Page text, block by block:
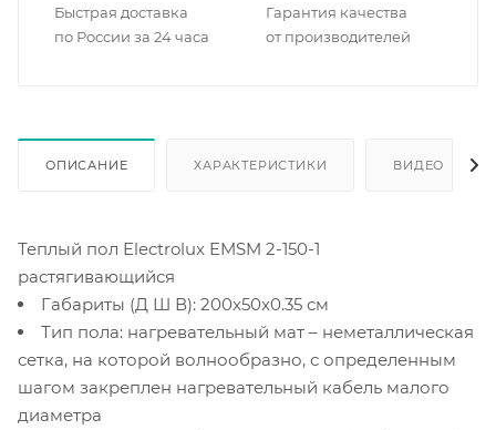
Быстрая доставка
по России за 24 часа
Гарантия качества
от производителей
ОПИСАНИЕ ХАРАКТЕРИСТИКИ ВИДЕО (2)
Теплый пол Electrolux EMSM 2-150-1
растягивающийся
Габариты (Д Ш В): 200x50x0.35 см
Тип пола: нагревательный мат – неметаллическая
сетка, на которой волнообразно, с определенным
шагом закреплен нагревательный кабель малого
диаметра